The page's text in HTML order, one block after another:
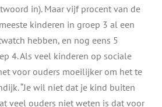
in). Maar vijf procent van de
kinderen in groep 3 al een
hebben, en nog eens 5
4. Als veel kinderen op sociale
voor ouders moeilijker om het te
“Je wil niet dat je kind buiten
veel ouders niet weten is dat voor